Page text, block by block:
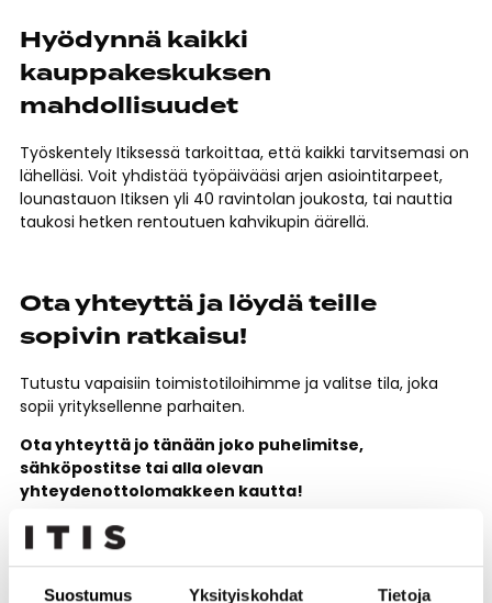
Suostumus Yksityiskohdat Tietoja
Hyödynnä kaikki
kauppakeskuksen
mahdollisuudet
Työskentely Itiksessä tarkoittaa, että kaikki tarvitsemasi on
lähelläsi. Voit yhdistää työpäivääsi arjen asiointitarpeet,
lounastauon Itiksen yli 40 ravintolan joukosta, tai nauttia
taukosi hetken rentoutuen kahvikupin äärellä.
Ota yhteyttä ja löydä teille
sopivin ratkaisu!
Tutustu vapaisiin toimistotiloihimme ja valitse tila, joka
sopii yrityksellenne parhaiten.
Ota yhteyttä jo tänään joko puhelimitse,
sähköpostitse tai alla olevan
yhteydenottolomakkeen kautta!
Denis Nerman – Leasing Manager
d.nerman@cc-real.com